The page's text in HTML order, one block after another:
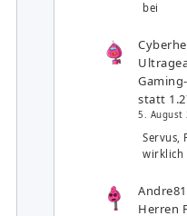
bei
statt
5. August
Servus,
wirklich
Andre81
Herren